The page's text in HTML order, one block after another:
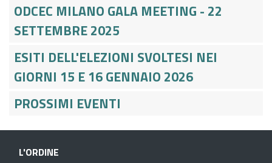
ODCEC MILANO GALA MEETING - 22
SETTEMBRE 2025
ESITI DELL'ELEZIONI SVOLTESI NEI
GIORNI 15 E 16 GENNAIO 2026
PROSSIMI EVENTI
L'ORDINE